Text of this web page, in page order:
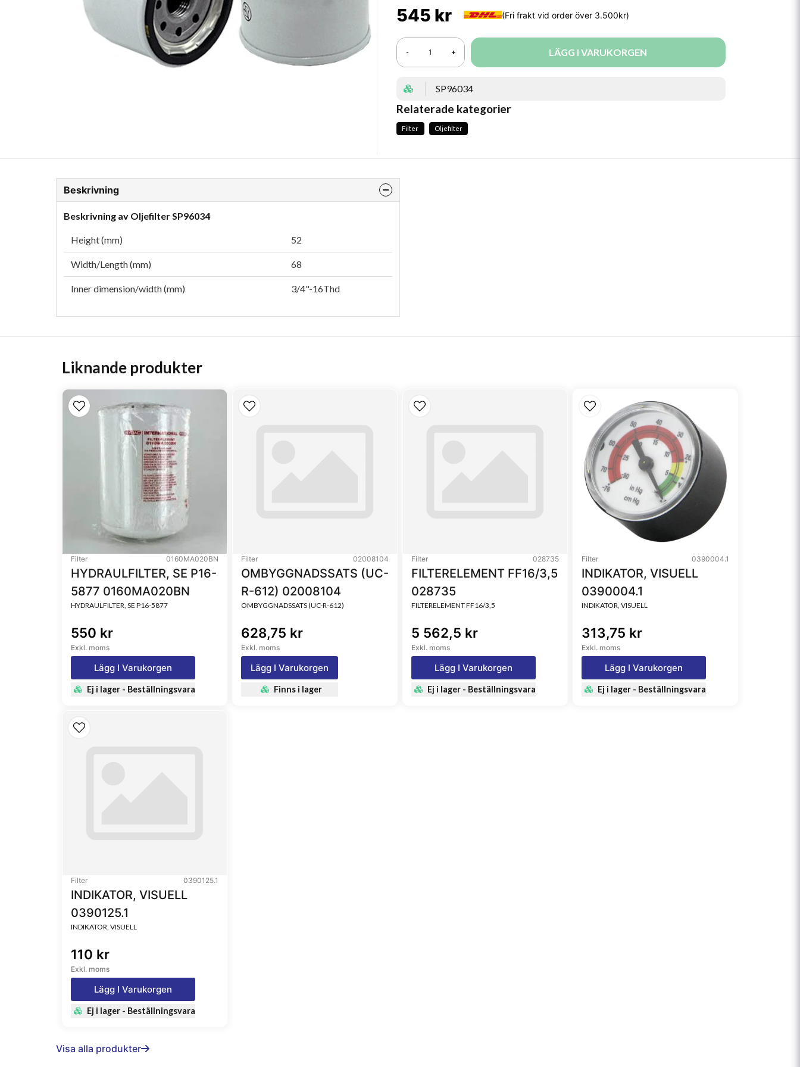
Motorolja tunga fordon
545 kr
- + LÄGG I VARUKORGEN
SP96034
Relaterade kategorier
Filter Oljefilter
Beskrivning
Beskrivning av Oljefilter SP96034
Height (mm) 52
Width/Length (mm) 68
Inner dimension/width (mm) 3/4"-16Thd
Liknande produkter
Filter 0160MA020BN
HYDRAULFILTER, SE P16-
5877 0160MA020BN
HYDRAULFILTER, SE P16-5877
550 kr
Exkl. moms
Lägg I Varukorgen
Ej i lager - Beställningsvara
Filter 02008104
OMBYGGNADSSATS (UC-
R-612) 02008104
OMBYGGNADSSATS (UC-R-612)
628,75 kr
Exkl. moms
Lägg I Varukorgen
Finns i lager
Filter 028735
FILTERELEMENT FF16/3,5
028735
FILTERELEMENT FF16/3,5
5 562,5 kr
Exkl. moms
Lägg I Varukorgen
Ej i lager - Beställningsvara
Filter 0390004.1
INDIKATOR, VISUELL
0390004.1
INDIKATOR, VISUELL
313,75 kr
Exkl. moms
Lägg I Varukorgen
Ej i lager - Beställningsvara
Filter 0390125.1
INDIKATOR, VISUELL
0390125.1
INDIKATOR, VISUELL
110 kr
Exkl. moms
Lägg I Varukorgen
Ej i lager - Beställningsvara
Visa alla produkter